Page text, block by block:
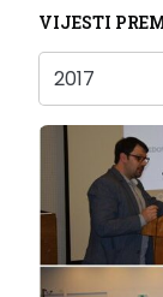
VIJESTI